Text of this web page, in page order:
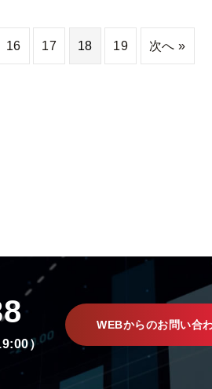
16 17 18 19 次へ »
）
WEBからのお問い合